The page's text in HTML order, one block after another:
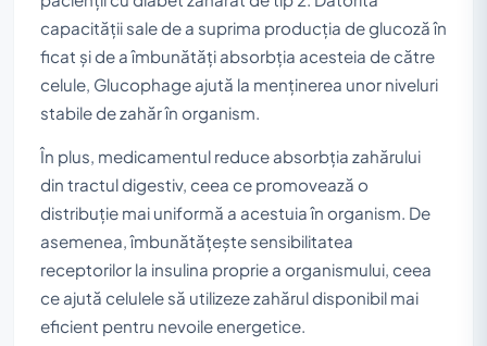
capacității sale de a suprima producția de glucoză în
ficat și de a îmbunătăți absorbția acesteia de către
celule, Glucophage ajută la menținerea unor niveluri
stabile de zahăr în organism.
În plus, medicamentul reduce absorbția zahărului
din tractul digestiv, ceea ce promovează o
distribuție mai uniformă a acestuia în organism. De
asemenea, îmbunătățește sensibilitatea
receptorilor la insulina proprie a organismului, ceea
ce ajută celulele să utilizeze zahărul disponibil mai
eficient pentru nevoile energetice.